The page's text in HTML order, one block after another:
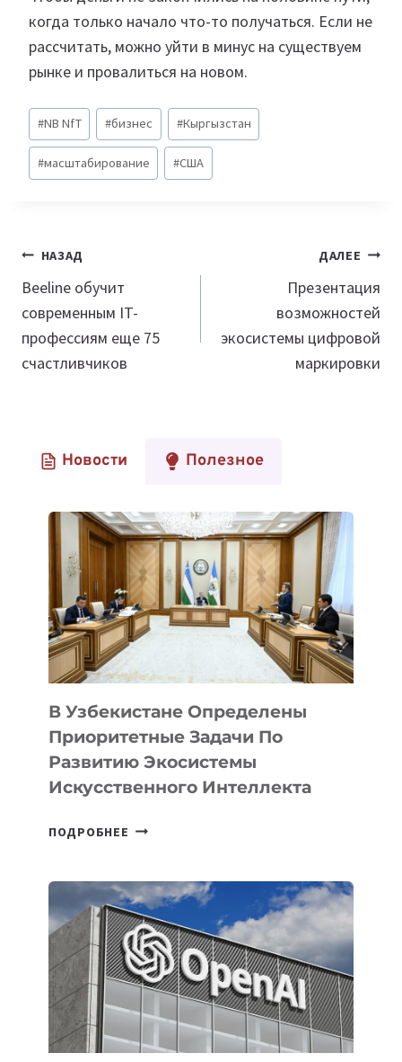
когда только начало что-то получаться. Если не
рассчитать, можно уйти в минус на существуем
рынке и провалиться на новом.
Метки
записи:
#NB NfT #бизнес #Кыргызстан
#масштабирование #США
Навигация
по
записям
НАЗАД
Beeline обучит
современным IT-
профессиям еще 75
счастливчиков
ДАЛЕЕ
Презентация
возможностей
экосистемы цифровой
маркировки
Новости Полезное
В Узбекистане Определены
Приоритетные Задачи По
Развитию Экосистемы
Искусственного Интеллекта
ПОДРОБНЕЕ В
ПРИОРИТЕТНЫЕ
ЗАДАЧИ
ПО
РАЗВИТИЮ
ЭКОСИСТЕМЫ
ИСКУССТВЕННОГО
ИНТЕЛЛЕКТА